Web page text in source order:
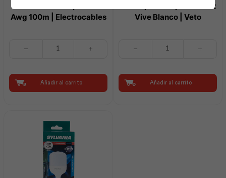
Awg 100m | Electrocables
2x16
Awg
100m
Añadir al carrito
Interruptor Simple con Luz
Vive Blanco | Veto
Luz
Vive
Blanco
Añadir al carrito